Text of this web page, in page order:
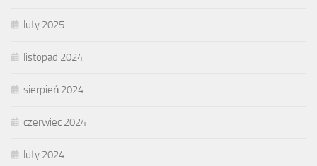
luty 2025
listopad 2024
sierpień 2024
czerwiec 2024
luty 2024